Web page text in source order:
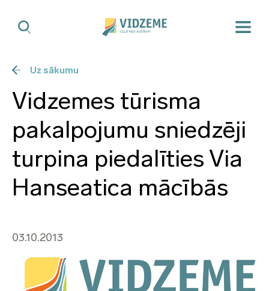
Uz sākumu
Vidzemes tūrisma
pakalpojumu sniedzēji
turpina piedalīties Via
Hanseatica mācībās
03.10.2013